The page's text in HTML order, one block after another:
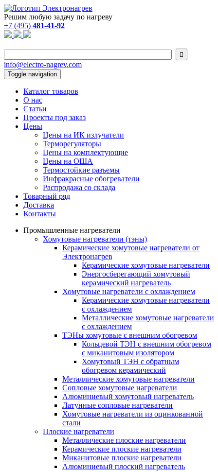
Решим любую задачу по нагреву
+7 (495) 481-41-92

info@electro-nagrev.com
Toggle navigation
Каталог товаров
О нас
Статьи
Проекты под заказ
Цены
Цены на ИК излучатели
Терморегуляторы
Цены на комплектующие
Цены на ОША
Термостойкие разъемы
Инфракрасные обогреватели
Распродажа со склада
Товарный ряд
Доставка
Контакты
Промышленные нагреватели
Хомутовые нагреватели (тэны)
Керамические хомутовые нагреватели от
Электронагрев
Керамические хомутовые нагреватели
Энергосберегающий хомутовый
керамический нагреватель
Хомутовые нагреватели с охлаждением
Керамические хомутовые нагреватели
с охлаждением
Металлические хомутовые нагреватели
с охлаждением
ТЭНы хомутовые с внешним обогревом
Кольцевой ТЭН с внешним обогревом
с миканитовым изолятором
Хомутовый ТЭН с обратным
обогревом керамический
Металлические хомутовые нагреватели
Сопловые хомутовые нагреватели
Алюминиевый хомутовый нагреватель
Латунные сопловые нагреватели
Хомутовые нагреватели из оцинкованной
стали
Плоские нагреватели
Металлические плоские нагреватели
Керамические плоские нагреватели
Миканитовые плоские нагреватели
Алюминиевый плоский нагреватель